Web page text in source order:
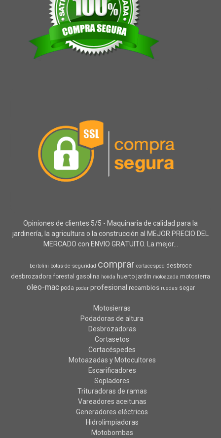
Opiniones de clientes 5/5 - Maquinaria de calidad para la
jardinería, la agricultura o la construcción al MEJOR PRECIO DEL
MERCADO con ENVIO GRATUITO. La mejor...
bertolini botas-de-seguridad comprar cortacesped desbroce
desbrozadora forestal gasolina honda huerto jardin motoazada motosierra
oleo-mac poda podar profesional recambios ruedas segar
Motosierras
Podadoras de altura
Desbrozadoras
Cortasetos
Cortacéspedes
Motoazadas y Motocultores
Escarificadores
Sopladores
Trituradoras de ramas
Vareadores aceitunas
Generadores eléctricos
Hidrolimpiadoras
Motobombas